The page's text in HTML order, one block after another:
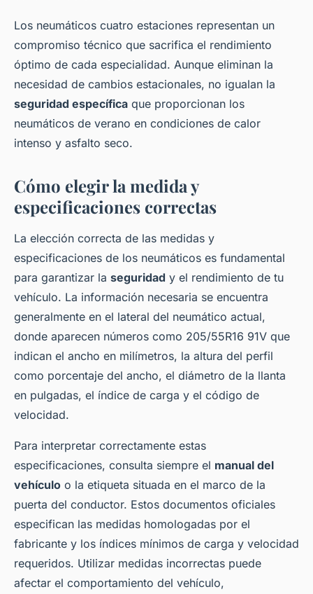
Los neumáticos cuatro estaciones representan un
compromiso técnico que sacrifica el rendimiento
óptimo de cada especialidad. Aunque eliminan la
necesidad de cambios estacionales, no igualan la
seguridad específica que proporcionan los
neumáticos de verano en condiciones de calor
intenso y asfalto seco.
Cómo elegir la medida y
especificaciones correctas
La elección correcta de las medidas y
especificaciones de los neumáticos es fundamental
para garantizar la seguridad y el rendimiento de tu
vehículo. La información necesaria se encuentra
generalmente en el lateral del neumático actual,
donde aparecen números como 205/55R16 91V que
indican el ancho en milímetros, la altura del perfil
como porcentaje del ancho, el diámetro de la llanta
en pulgadas, el índice de carga y el código de
velocidad.
Para interpretar correctamente estas
especificaciones, consulta siempre el manual del
vehículo o la etiqueta situada en el marco de la
puerta del conductor. Estos documentos oficiales
especifican las medidas homologadas por el
fabricante y los índices mínimos de carga y velocidad
requeridos. Utilizar medidas incorrectas puede
afectar el comportamiento del vehículo,